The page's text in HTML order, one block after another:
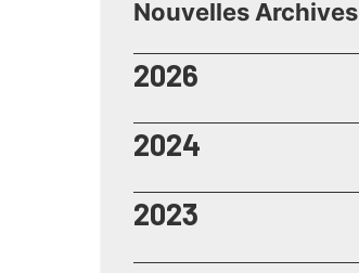
Nouvelles Archives
2026
2024
2023